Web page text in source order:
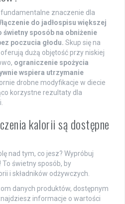
znaczenie dla
do jadłospisu większej
sposób na obniżenie
poczucia głodu. Skup się na
dużą objętość przy niskiej
ograniczenie spożycia
wspiera utrzymanie
drobne modyfikacje w diecie
korzystne rezultaty dla
kalorii są dostępne
nad tym, co jesz? Wypróbuj
To świetny sposób, by
i składników odżywczych.
danych produktów, dostępnym
informacje o wartości